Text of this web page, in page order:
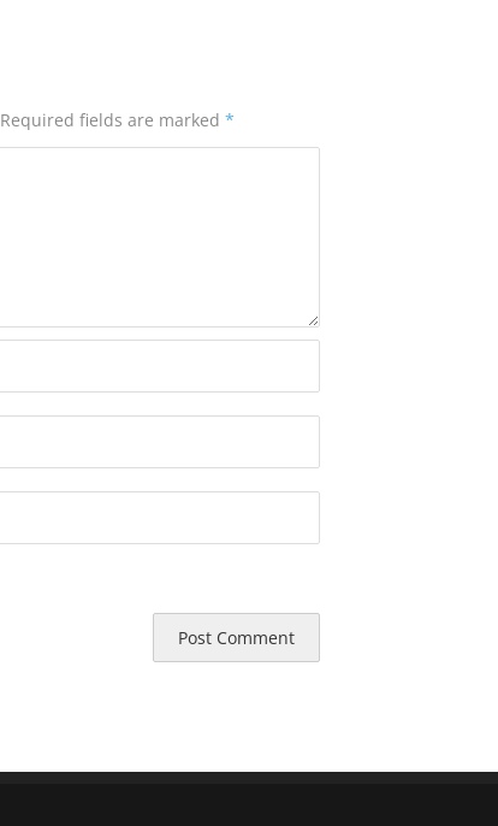
Required fields are marked *